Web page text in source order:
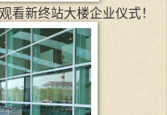
看新终站大楼企业仪式！